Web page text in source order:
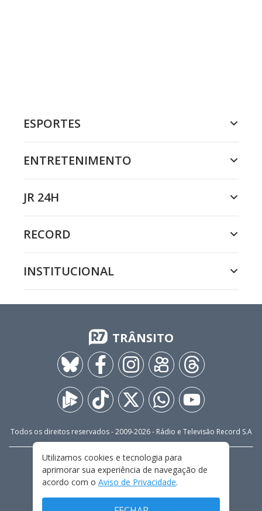
ESPORTES
ENTRETENIMENTO
JR 24H
RECORD
INSTITUCIONAL
TRÂNSITO
Todos os direitos reservados - 2009-2026- Rádio e Televisão Record S.A
FALE CONOSCO
PRIVACIDADE
TERMOS E CONDIÇÕES DE USO
Utilizamos cookies e tecnologia para
aprimorar sua experiência de navegação de
acordo com o Aviso de Privacidade.